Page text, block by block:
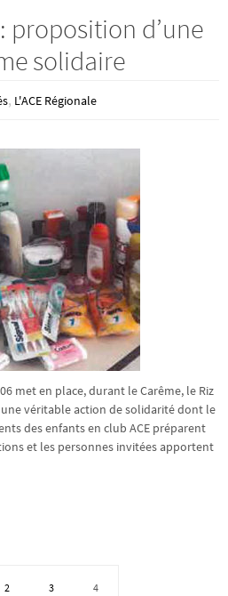
proposition d’une
solidaire
, L'ACE Régionale
met en place, durant le Carême, le Riz
une véritable action de solidarité dont le
des enfants en club ACE préparent
et les personnes invitées apportent
2 3 4